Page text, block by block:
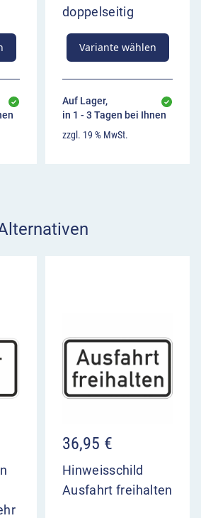
doppelseitig
Variante wählen
Auf Lager,
in 1 - 3 Tagen bei Ihnen
zzgl. 19 % MwSt.
36,95 €
Hinweisschild
Ausfahrt freihalten